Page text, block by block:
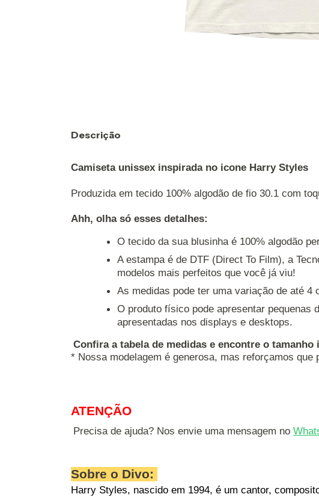
Descrição
Camiseta unissex inspirada no icone Harry Styles
Produzida em tecido 100% algodão de fio 30.1 com
Ahh, olha só esses detalhes:
O tecido da sua blusinha é 100% algodão
A estampa é de DTF (Direct To Film), a
modelos mais perfeitos que você já viu!
As medidas pode ter uma variação de até 4
O produto físico pode apresentar pequenas
apresentadas nos displays e desktops.
Confira a tabela de medidas e encontre o tamanho
* Nossa modelagem é generosa, mas reforçamos
ATENÇÃO
Precisa de ajuda? Nos envie uma mensagem no
Sobre o Divo:
Harry Styles, nascido em 1994, é um cantor,